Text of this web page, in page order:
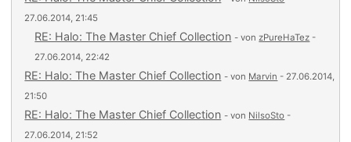
27.06.2014, 21:45
RE: Halo: The Master Chief Collection - vonzPureHaTez -
27.06.2014, 22:42
RE: Halo: The Master Chief Collection - von Marvin - 27.06.2014,
21:50
RE: Halo: The Master Chief Collection - von NilsoSto -
27.06.2014, 21:52